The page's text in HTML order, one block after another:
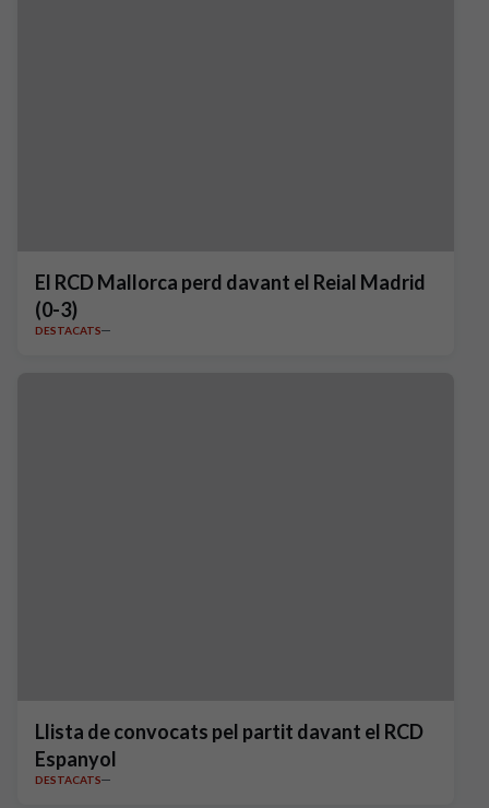
El RCD Mallorca perd davant el Reial Madrid
(0-3)
DESTACATS
Llista de convocats pel partit davant el RCD
Espanyol
DESTACATS